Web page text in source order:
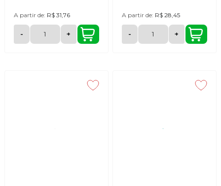
A partir de: R$ 31,76
- +
A partir de: R$ 28,45
- +